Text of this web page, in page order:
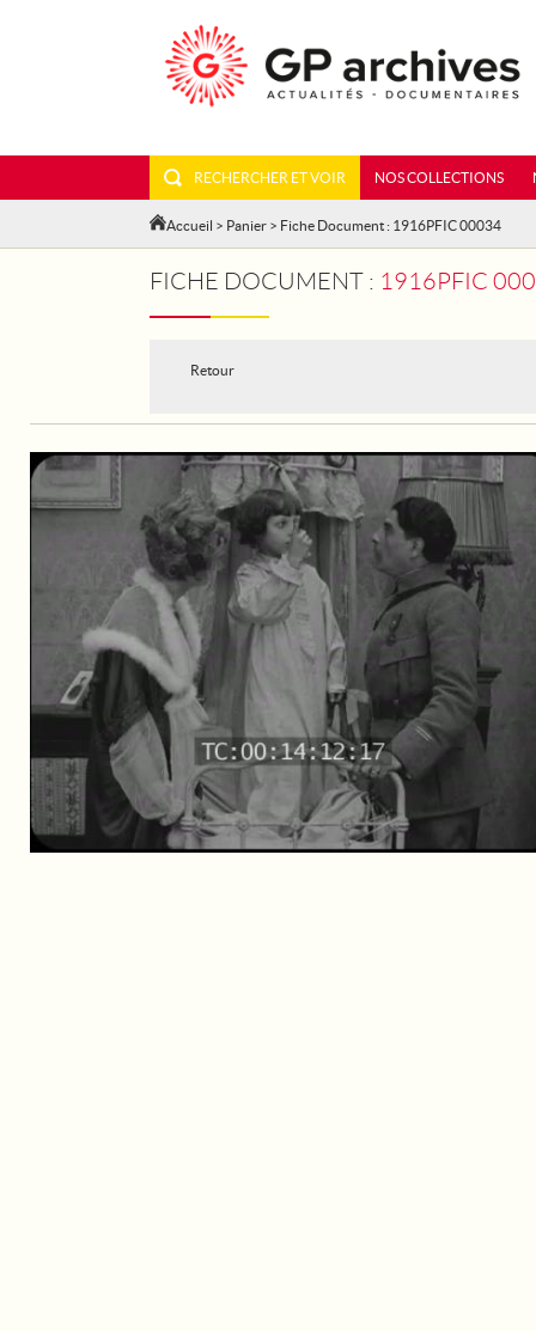
RECHERCHER ET VOIR NOS COLLECTIONS
Accueil > Panier > Fiche Document : 1916PFIC 00034
FICHE DOCUMENT : 1916PFIC
Retour